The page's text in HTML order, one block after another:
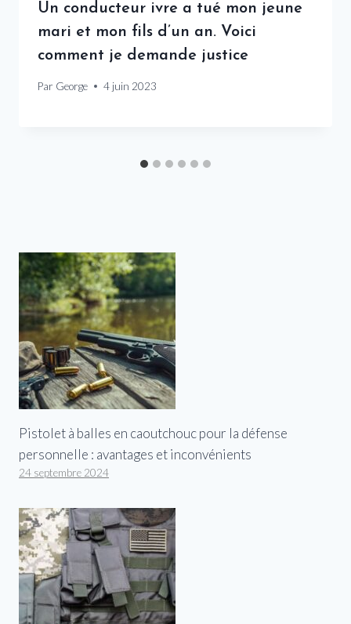
Un conducteur ivre a tué mon jeune
mari et mon fils d’un an. Voici
comment je demande justice
Par George 4 juin 2023
Pistolet à balles en caoutchouc pour la défense
personnelle : avantages et inconvénients
24 septembre 2024